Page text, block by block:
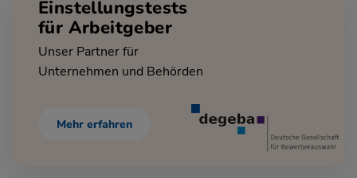
Einstellungstests
für Arbeitgeber
Unser Partner für
Unternehmen und Behörden
Mehr erfahren